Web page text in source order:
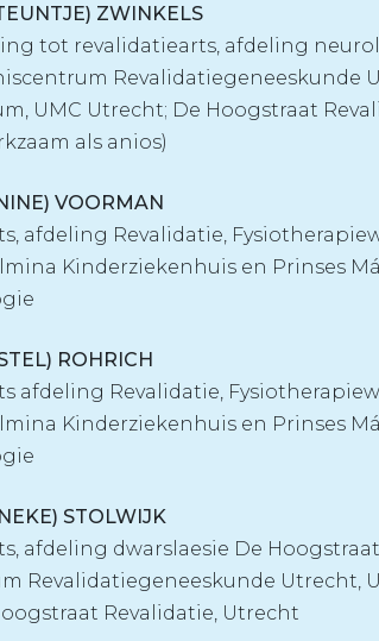
ZWINKELS
tot revalidatiearts, afdeling
Revalidatiegeneeskunde
UMC Utrecht; De Hoogstraat
als anios)
VOORMAN
afdeling Revalidatie,
Kinderziekenhuis en Prinses
ROHRICH
afdeling Revalidatie,
Kinderziekenhuis en Prinses
STOLWIJK
afdeling dwarslaesie De
Revalidatiegeneeskunde Utrecht,
Revalidatie, Utrecht